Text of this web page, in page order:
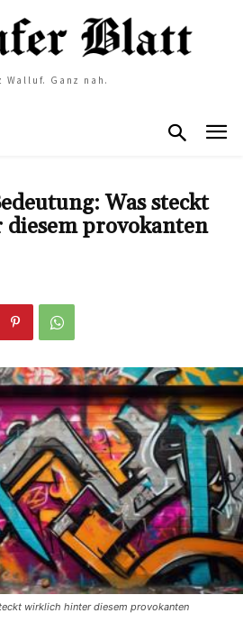
Walluf. Ganz nah.
Was steckt
provokanten
wirklich hinter diesem provokanten